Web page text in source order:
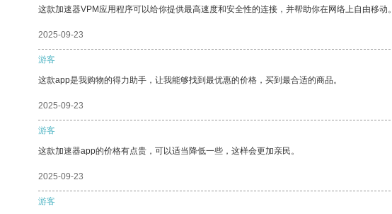
这款加速器VPM应用程序可以给你提供最高速度和安全性的连接，并帮助你在网络上自由移动。
2025-09-23
游客
这款app是我购物的得力助手，让我能够找到最优惠的价格，买到最合适的商品。
2025-09-23
游客
这款加速器app的价格有点贵，可以适当降低一些，这样会更加亲民。
2025-09-23
游客